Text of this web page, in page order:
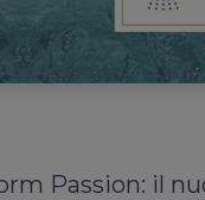
Passion: il